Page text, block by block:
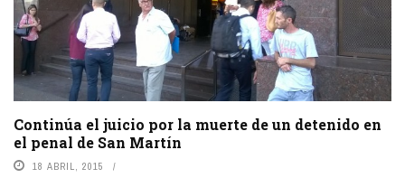
Continúa el juicio por la muerte de un detenido en
el penal de San Martín
18 ABRIL, 2015